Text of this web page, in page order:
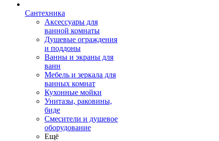
Сантехника
Аксессуары для
ванной комнаты
Душевые ограждения
и поддоны
Ванны и экраны для
ванн
Мебель и зеркала для
ванных комнат
Кухонные мойки
Унитазы, раковины,
биде
Смесители и душевое
оборудование
Ещё